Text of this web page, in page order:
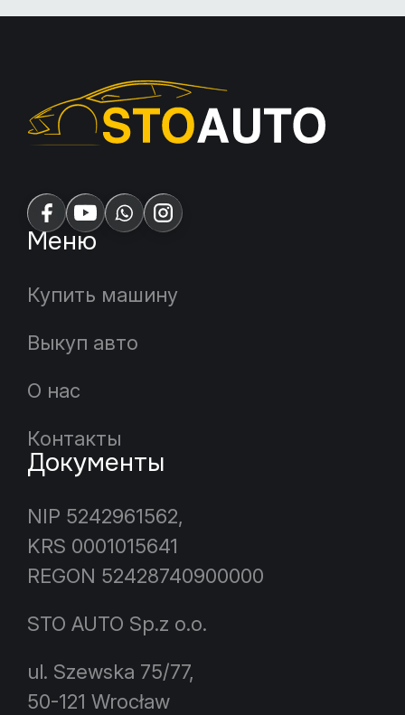
Меню
Купить машину
Выкуп авто
О нас
Контакты
Документы
NIP 5242961562,
KRS 0001015641
REGON 52428740900000
STO AUTO Sp.z o.o.
ul. Szewska 75/77,
50-121 Wrocław